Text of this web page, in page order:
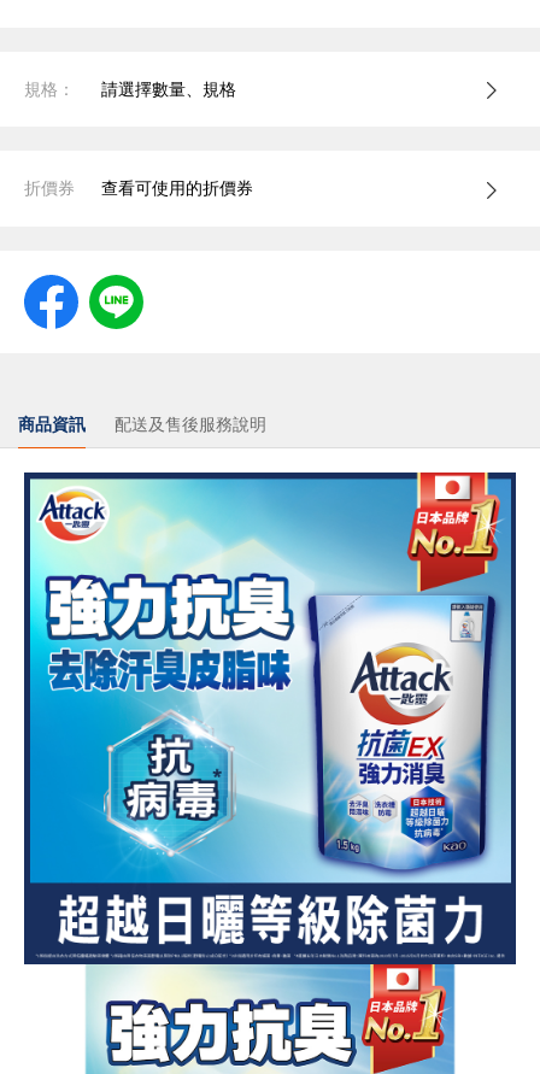
規格： 請選擇數量、規格
折價券 查看可使用的折價券
商品資訊 配送及售後服務說明